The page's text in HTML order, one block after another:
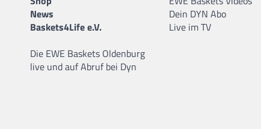
News
Baskets4Life e.V.
Die EWE Baskets Oldenburg
live und auf Abruf bei Dyn
Dein DYN Abo
Live im TV